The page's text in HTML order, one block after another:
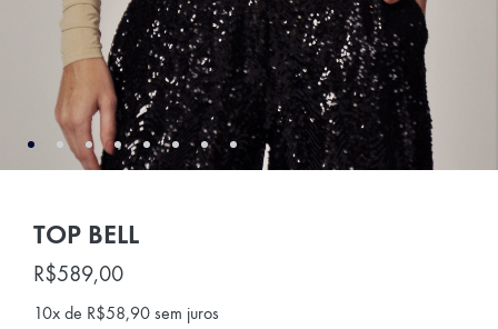
TOP BELL
R$589,00
10x de R$58,90 sem juros